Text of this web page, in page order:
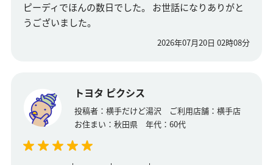
ピーディでほんの数日でした。 お世話になりありがと
うございました。
2026年07月20日 02時08分
トヨタ ピクシス
投稿者： 横手だけど湯沢 ご利用店舗： 横手店
お住まい： 秋田県 年代： 60代